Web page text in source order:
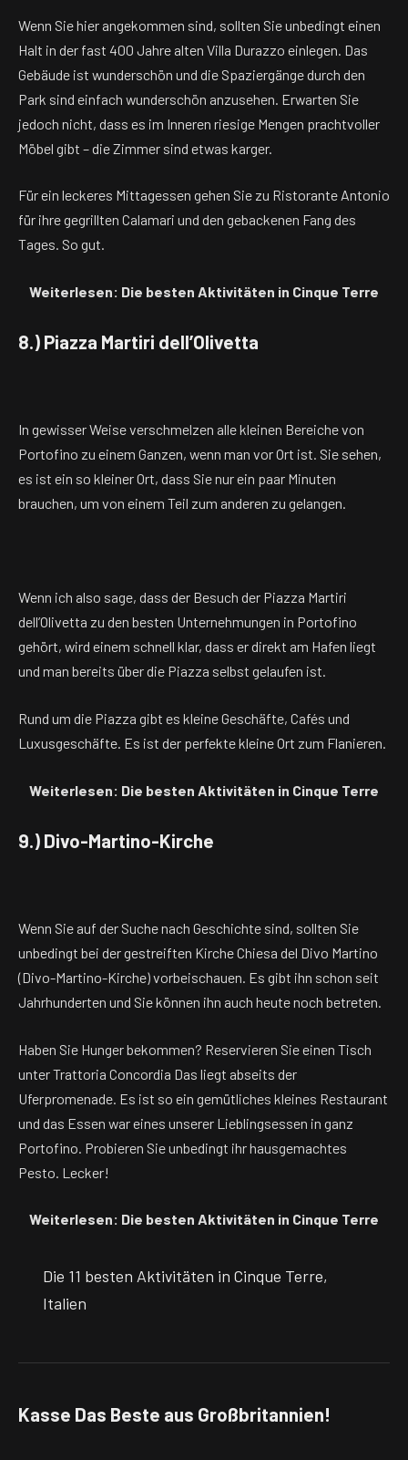
Wenn Sie hier angekommen sind, sollten Sie unbedingt einen
Halt in der fast 400 Jahre alten Villa Durazzo einlegen. Das
Gebäude ist wunderschön und die Spaziergänge durch den
Park sind einfach wunderschön anzusehen. Erwarten Sie
jedoch nicht, dass es im Inneren riesige Mengen prachtvoller
Möbel gibt – die Zimmer sind etwas karger.
Für ein leckeres Mittagessen gehen Sie zu Ristorante Antonio
für ihre gegrillten Calamari und den gebackenen Fang des
Tages. So gut.
Weiterlesen: Die besten Aktivitäten in Cinque Terre
8.) Piazza Martiri dell’Olivetta
In gewisser Weise verschmelzen alle kleinen Bereiche von
Portofino zu einem Ganzen, wenn man vor Ort ist. Sie sehen,
es ist ein so kleiner Ort, dass Sie nur ein paar Minuten
brauchen, um von einem Teil zum anderen zu gelangen.
Wenn ich also sage, dass der Besuch der Piazza Martiri
dell’Olivetta zu den besten Unternehmungen in Portofino
gehört, wird einem schnell klar, dass er direkt am Hafen liegt
und man bereits über die Piazza selbst gelaufen ist.
Rund um die Piazza gibt es kleine Geschäfte, Cafés und
Luxusgeschäfte. Es ist der perfekte kleine Ort zum Flanieren.
Weiterlesen: Die besten Aktivitäten in Cinque Terre
9.) Divo-Martino-Kirche
Wenn Sie auf der Suche nach Geschichte sind, sollten Sie
unbedingt bei der gestreiften Kirche Chiesa del Divo Martino
(Divo-Martino-Kirche) vorbeischauen. Es gibt ihn schon seit
Jahrhunderten und Sie können ihn auch heute noch betreten.
Haben Sie Hunger bekommen? Reservieren Sie einen Tisch
unter Trattoria Concordia Das liegt abseits der
Uferpromenade. Es ist so ein gemütliches kleines Restaurant
und das Essen war eines unserer Lieblingsessen in ganz
Portofino. Probieren Sie unbedingt ihr hausgemachtes
Pesto. Lecker!
Weiterlesen: Die besten Aktivitäten in Cinque Terre
Die 11 besten Aktivitäten in Cinque Terre,
Italien
Kasse Das Beste aus Großbritannien!